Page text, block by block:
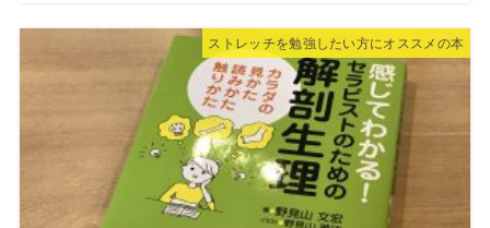
ストレッチを勉強したい方にオススメの本